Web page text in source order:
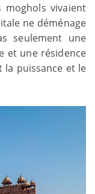
moghols vivaient
ne déménage
seulement une
et une résidence
la puissance et le